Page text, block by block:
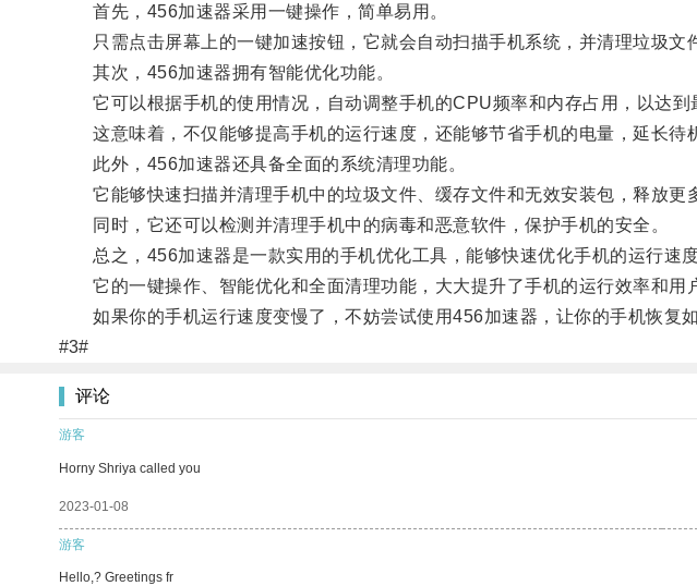
首先，456加速器采用一键操作，简单易用。
只需点击屏幕上的一键加速按钮，它就会自动扫描手机系统，并清理垃圾文
其次，456加速器拥有智能优化功能。
它可以根据手机的使用情况，自动调整手机的CPU频率和内存占用，以达到
这意味着，不仅能够提高手机的运行速度，还能够节省手机的电量，延长待
此外，456加速器还具备全面的系统清理功能。
它能够快速扫描并清理手机中的垃圾文件、缓存文件和无效安装包，释放更
同时，它还可以检测并清理手机中的病毒和恶意软件，保护手机的安全。
总之，456加速器是一款实用的手机优化工具，能够快速优化手机的运行速度
它的一键操作、智能优化和全面清理功能，大大提升了手机的运行效率和用
如果你的手机运行速度变慢了，不妨尝试使用456加速器，让你的手机恢复如
#3#
评论
游客
Horny Shriya called you
2023-01-08
游客
Hello,? Greetings fr